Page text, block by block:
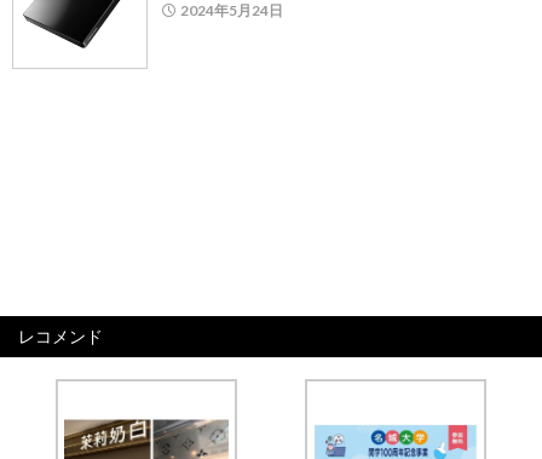
2024年5月24日
レコメンド